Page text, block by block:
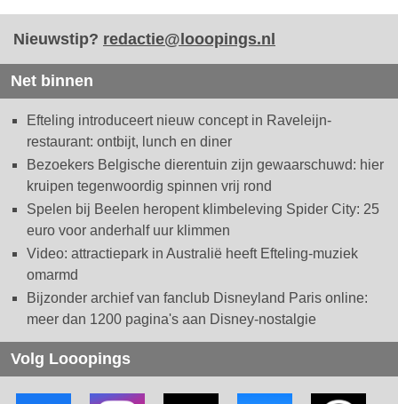
Nieuwstip? redactie@looopings.nl
Net binnen
Efteling introduceert nieuw concept in Raveleijn-
restaurant: ontbijt, lunch en diner
Bezoekers Belgische dierentuin zijn gewaarschuwd: hier
kruipen tegenwoordig spinnen vrij rond
Spelen bij Beelen heropent klimbeleving Spider City: 25
euro voor anderhalf uur klimmen
Video: attractiepark in Australië heeft Efteling-muziek
omarmd
Bijzonder archief van fanclub Disneyland Paris online:
meer dan 1200 pagina's aan Disney-nostalgie
Volg Looopings